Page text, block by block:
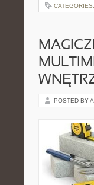
CATEGORIES:
POSTED BY